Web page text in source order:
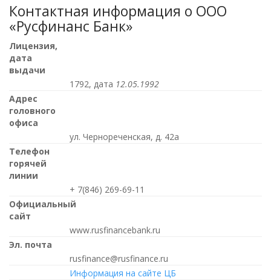
Контактная информация о ООО
«Русфинанс Банк»
Лицензия,
дата
выдачи
1792, дата 12.05.1992
Адрес
головного
офиса
ул. Чернореченская, д. 42а
Телефон
горячей
линии
+ 7(846) 269-69-11
Официальный
сайт
www.rusfinancebank.ru
Эл. почта
rusfinance@rusfinance.ru
Информация на сайте ЦБ